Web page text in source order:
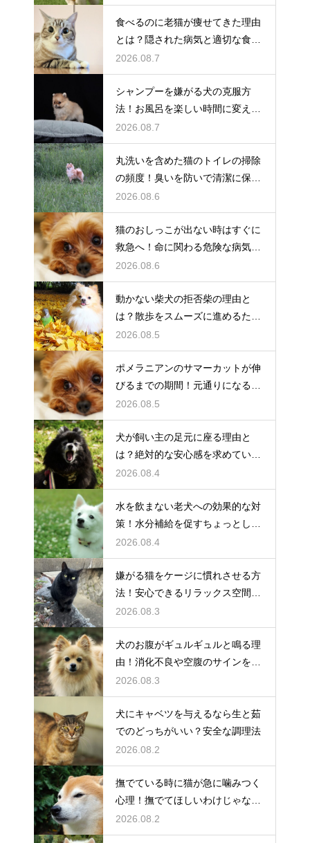
食べるのに老猫が痩せてきた理由
とは？隠された病気と適切な食事
ケア
2026.08.7
シャンプーを嫌がる犬の克服方
法！お風呂を楽しい時間に変える
魔法
2026.08.7
丸洗いを含めた猫のトイレの掃除
の頻度！臭いを防いで清潔に保つ
コツ
2026.08.6
猫のおしっこが出ない時はすぐに
救急へ！命に関わる危険な病気と
は
2026.08.6
動かない柴犬の拒否柴の理由と
は？散歩をスムーズに進めるため
の対策
2026.08.5
ポメラニアンのサマーカットが伸
びるまでの期間！元通りになるの
か
2026.08.5
犬が飼い主の足元に座る理由と
は？絶対的な安心感を求めている
心理
2026.08.4
水を飲まない老犬への効果的な対
策！水分補給を促すちょっとした
工夫
2026.08.4
嫌がる猫をケージに慣れさせる方
法！安心できるリラックス空間の
作り方
2026.08.3
犬のお腹がギュルギュルと鳴る理
由！消化不良や空腹のサインを解
説
2026.08.3
犬にキャベツを与えるなら生と茹
でのどっちがいい？安全な調理法
2026.08.2
撫でている時に猫が急に噛みつく
心理！撫でてほしいわけじゃな
い？
2026.08.2